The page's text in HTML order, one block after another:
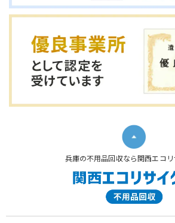
兵庫の不用品回収なら関西エコ